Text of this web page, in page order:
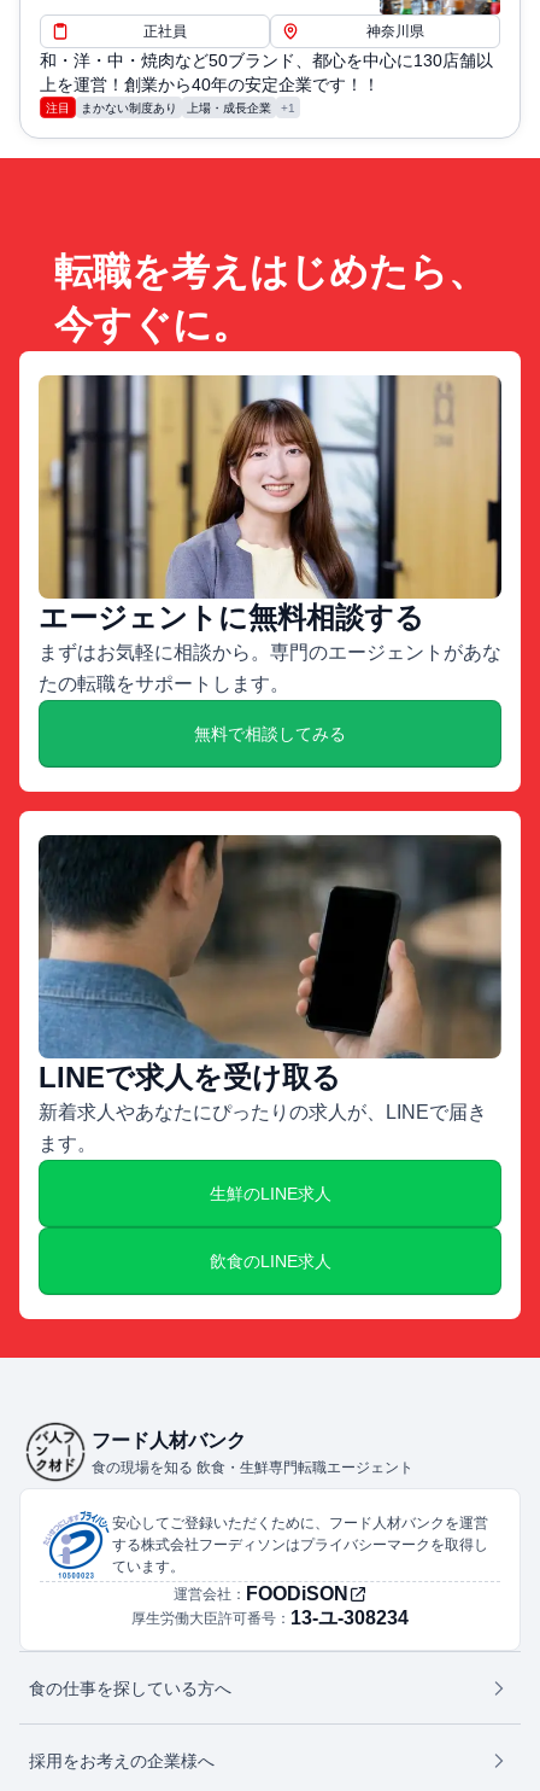
正社員 神奈川県
和・洋・中・焼肉など50ブランド、都心を中心に130店舗以
上を運営！創業から40年の安定企業です！！
注目 まかない制度あり 上場・成長企業 +1
転職を考えはじめたら、
今すぐに。
エージェントに無料相談する
まずはお気軽に相談から。専門のエージェントがあな
たの転職をサポートします。
無料で相談してみる
LINEで求人を受け取る
新着求人やあなたにぴったりの求人が、LINEで届き
ます。
生鮮のLINE求人
飲食のLINE求人
フード人材バンク
食の現場を知る 飲食・生鮮専門転職エージェント
安心してご登録いただくために、フード人材バンクを運営
する株式会社フーディソンはプライバシーマークを取得し
ています。
運営会社： FOODiSON
厚生労働大臣許可番号： 13-ユ-308234
食の仕事を探している方へ
採用をお考えの企業様へ